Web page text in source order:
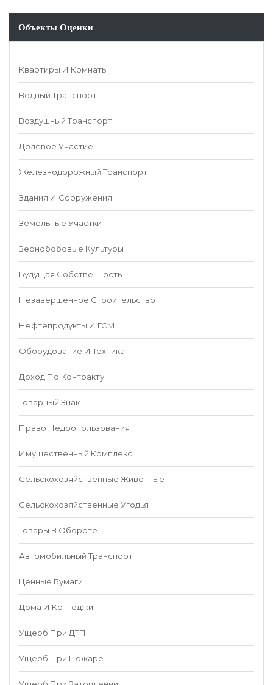
Объекты Оценки
Квартиры И Комнаты
Водный Транспорт
Воздушный Транспорт
Долевое Участие
Железнодорожный Транспорт
Здания И Сооружения
Земельные Участки
Зернобобовые Культуры
Будущая Собственность
Незавершенное Строительство
Нефтепродукты И ГСМ
Оборудование И Техника
Доход По Контракту
Товарный Знак
Право Недропользования
Имущественный Комплекс
Сельскохозяйственные Животные
Сельскохозяйственные Угодья
Товары В Обороте
Автомобильный Транспорт
Ценные Бумаги
Дома И Коттеджи
Ущерб При ДТП
Ущерб При Пожаре